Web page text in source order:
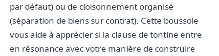
par défaut) ou de cloisonnement organisé
(séparation de biens sur contrat). Cette boussole
vous aide à apprécier si la clause de tontine entre
en résonance avec votre manière de construire